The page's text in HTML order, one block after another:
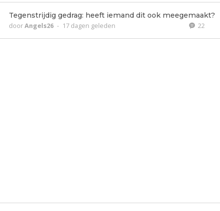
Tegenstrijdig gedrag: heeft iemand dit ook meegemaakt?
doorAngels26 - 17 dagen geleden 22